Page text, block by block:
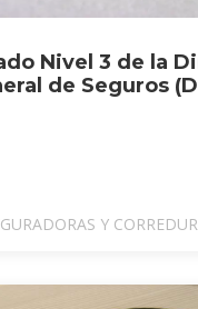
Nivel 3 de la
de Seguros
Y